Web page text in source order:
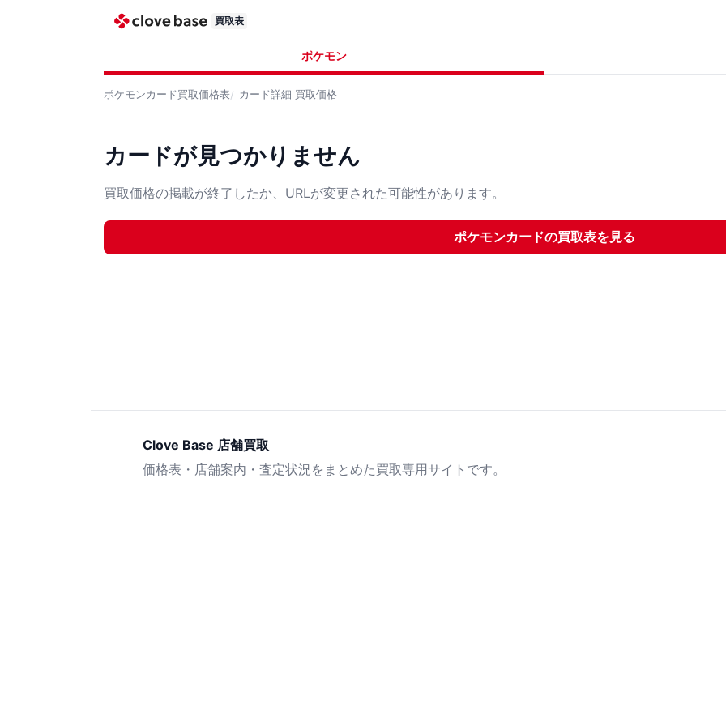
買取表
ポケモン
ポケモンカード買取価格表 カード詳細 買取価格
カードが見つかりません
買取価格の掲載が終了したか、URLが変更された可能性があります。
ポケモンカードの買取表を見る
Clove Base 店舗買取
価格表・店舗案内・査定状況をまとめた買取専用サイトです。